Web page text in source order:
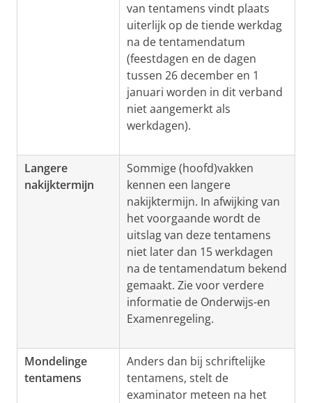
van tentamens vindt plaats
uiterlijk op de tiende werkdag
na de tentamendatum
(feestdagen en de dagen
tussen 26 december en 1
januari worden in dit verband
niet aangemerkt als
werkdagen).
Langere
nakijktermijn
Sommige (hoofd)vakken
kennen een langere
nakijktermijn. In afwijking van
het voorgaande wordt de
uitslag van deze tentamens
niet later dan 15 werkdagen
na de tentamendatum bekend
gemaakt. Zie voor verdere
informatie de Onderwijs-en
Examenregeling.
Mondelinge
tentamens
Anders dan bij schriftelijke
tentamens, stelt de
examinator meteen na het